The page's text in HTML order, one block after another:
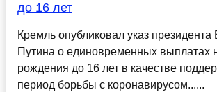
до 16 лет
Кремль опубликовал указ
Путина о единовременных выплатах
рождения до 16 лет в качестве
период борьбы с коронавирусом......